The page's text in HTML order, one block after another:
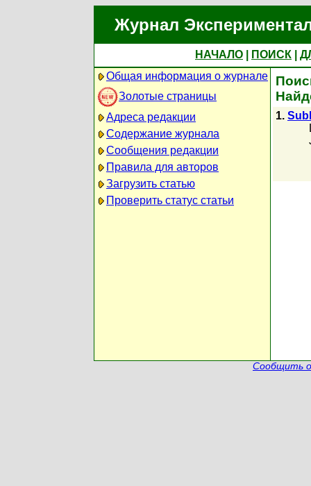
Журнал
НАЧАЛО ПОИСК
Общая информация о журнале
Золотые страницы
Адреса редакции
Содержание журнала
Сообщения редакции
Правила для авторов
Загрузить статью
Проверить статус статьи
1.
Сообщить о